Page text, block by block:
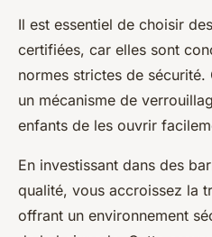
Il est essentiel de choisir des
certifiées, car elles sont
normes strictes de
un mécanisme de
enfants de les ouvrir
En investissant dans des
qualité, vous accroissez la
offrant un environnement